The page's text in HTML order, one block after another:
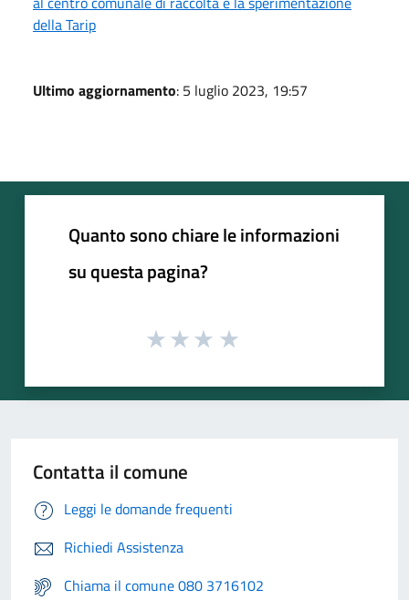
della Tarip
Ultimo aggiornamento: 5 luglio 2023, 19:57
Quanto sono chiare le informazioni
su questa pagina?
Contatta il comune
Leggi le domande frequenti
Richiedi Assistenza
Chiama il comune 080 3716102